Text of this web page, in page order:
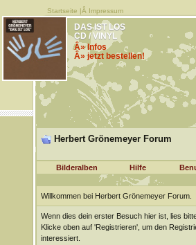
Startseite |Â Impressum
DAS IST LOS
CD / VINYL
Â» Infos
Â» jetzt bestellen!
Herbert Grönemeyer Forum
Bilderalben Hilfe
Willkommen bei Herbert Grönemeyer Forum.
Wenn dies dein erster Besuch hier ist, lies
Klicke oben auf 'Registrieren', um den
interessiert.